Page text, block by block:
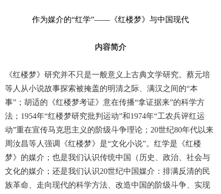
作为媒介的“红学”——《红楼梦》与中国现代
内容简介
《红楼梦》研究并不只是一般意义上古典文学研究。蔡元培
等人从小说故事探索被掩盖的明清之际、满汉之间的“本
事”；胡适的《红楼梦考证》意在传播“拿证据来”的科学方
法； 1954年“红楼梦研究批判运动”和1974年“工农兵评红运
动”重在宣传马克思主义的阶级斗争理论； 20世纪80年代以来
周汝昌等人强调《红楼梦》是“文化小说”。红学是《红楼
梦》的媒介；也是我们认识传统中国（历史、政治、社会与
文化的媒介；还是我们认识20世纪中国媒介：排满反清的民
族革命、走向现代的科学方法、改造中国的阶级斗争、实现